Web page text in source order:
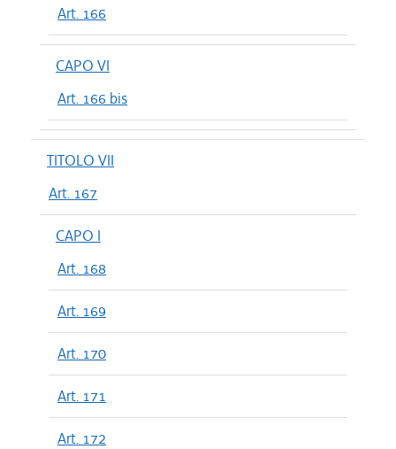
Art. 166
CAPO VI
Art. 166 bis
TITOLO VII
Art. 167
CAPO I
Art. 168
Art. 169
Art. 170
Art. 171
Art. 172